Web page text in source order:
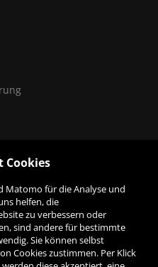
Cookies
Matomo für die Analyse und
helfen, die
zu verbessern oder
sind andere für bestimmte
Sie können selbst
Cookies zustimmen. Per Klick